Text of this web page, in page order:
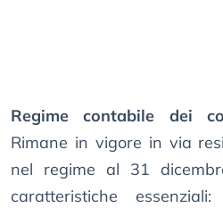
Regime contabile dei
Rimane in vigore in via
nel regime al 31
caratteristiche